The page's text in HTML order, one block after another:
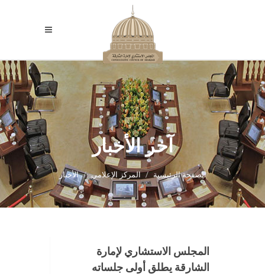
آخر الأخبار
الصفحة الرئيسية المركز الإعلامي الأخبار
المجلس الاستشاري لإمارة
الشارقة يطلق أولى جلساته